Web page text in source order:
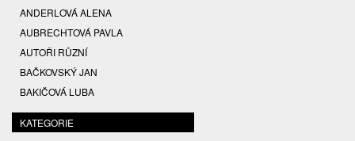
ANDERLOVÁ ALENA
AUBRECHTOVÁ PAVLA
AUTOŘI RŮZNÍ
BAČKOVSKÝ JAN
BAKIČOVÁ LUBA
BALCAR JIŘÍ
BALCAR KAREL
KATEGORIE